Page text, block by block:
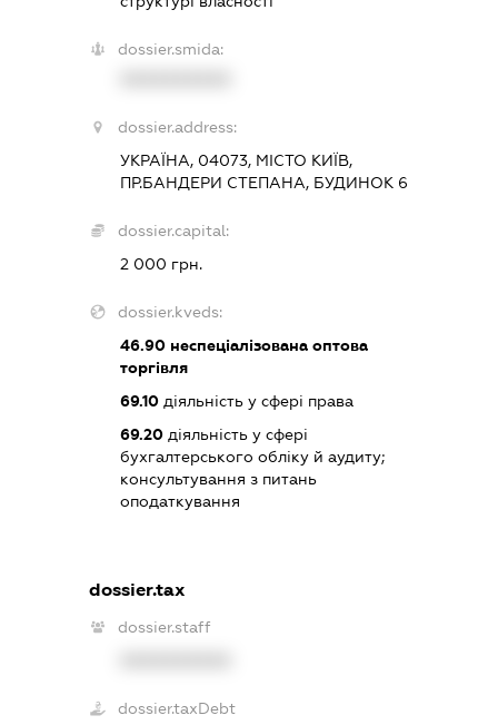
dossier.smida:
dossier.address:
УКРАЇНА, 04073, МІСТО КИЇВ,
ПР.БАНДЕРИ СТЕПАНА, БУДИНОК 6
dossier.capital:
2 000 грн.
dossier.kveds:
46.90неспеціалізована оптова
торгівля
69.10діяльність у сфері права
69.20діяльність у сфері
бухгалтерського обліку й аудиту;
консультування з питань
оподаткування
dossier.tax
dossier.staff
dossier.taxDebt